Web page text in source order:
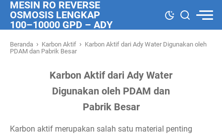
MESIN RO REVERSE
OSMOSIS LENGKAP
100–10000 GPD – ADY
Beranda › Karbon Aktif › Karbon Aktif dari Ady Water Digunakan oleh
PDAM dan Pabrik Besar
Karbon Aktif dari Ady Water
Digunakan oleh PDAM dan
Pabrik Besar
Karbon aktif merupakan salah satu material penting